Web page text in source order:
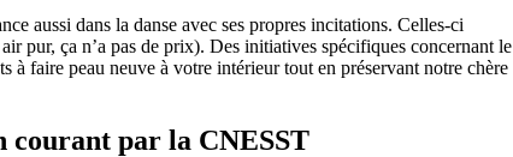
aussi dans la danse avec ses propres incitations. Celles-ci
pur, ça n’a pas de prix). Des initiatives spécifiques concernant le
faire peau neuve à votre intérieur tout en préservant notre chère
courant par la CNESST